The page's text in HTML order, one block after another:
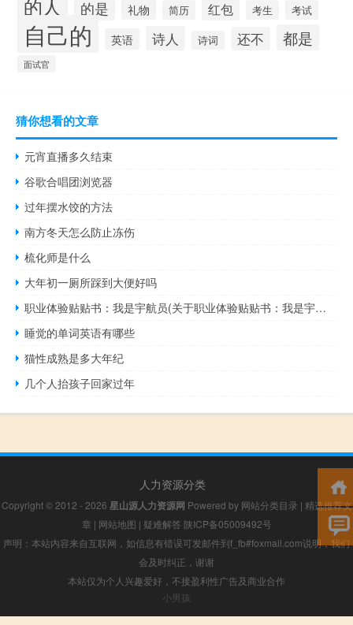
的人 的是 礼物 简历 红包 考生 考试
自己的 英语 诗人 诗词 还不 都是
面试官
猜你想看的文章
元宵直播多久结束
谷歌合唱团浏览器
过年摆水饺的方法
南方冬天怎么防止冻伤
梳化师是什么
大年初一厕所踩到大便好吗
职业体验贴贴书：我是宇航员(关于职业体验贴贴书：我是宇航员简述)
睡觉的单词英语有哪些
猫性成熟是多大年纪
几个人抬孩子回家过年
人力资源分类
Copyright © 2012 - 2026 星山源人力资源网 Powered by 网站分类目录 | 精选推荐文
章 | 网站地图 | 疑难解答 陕ICP备05009492号
声明：本站内容来自互联网，如信息有错误可发邮件到f_fb#foxmail.com说明，我们
会及时纠正，谢谢
本站仅为个人兴趣爱好，不接盈利性广告及商业合作
小男孩